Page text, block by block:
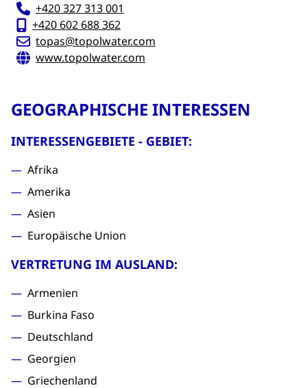
+420 327 313 001
+420 602 688 362
topas@topolwater.com
www.topolwater.com
GEOGRAPHISCHE INTERESSEN
INTERESSENGEBIETE - GEBIET:
Afrika
Amerika
Asien
Europäische Union
VERTRETUNG IM AUSLAND:
Armenien
Burkina Faso
Deutschland
Georgien
Griechenland